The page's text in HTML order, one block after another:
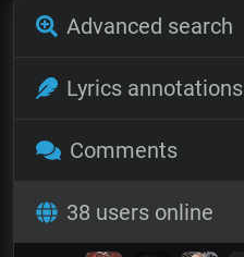
Advanced search
Lyrics annotations
Comments
38 users online